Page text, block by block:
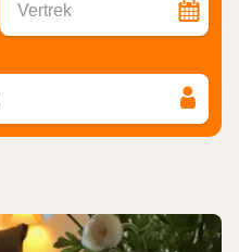
Vertrek